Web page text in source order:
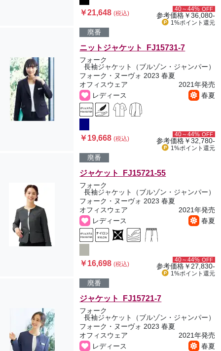
￥21,648(税込)
40～44% OFF
参考価格￥36,080-
1%ポイント 還元
廃番
ニットジャケット FJ15731-7
フォーク
長袖ジャケット（ブルゾン・ジャンパー）
フォーク・ヌーヴォ 2023 春夏
オフィスウェア
2021年発売
レディース
春夏
￥19,668(税込)
40～44% OFF
参考価格￥32,780-
1%ポイント 還元
廃番
ジャケット FJ15721-55
フォーク
長袖ジャケット（ブルゾン・ジャンパー）
フォーク・ヌーヴォ 2023 春夏
オフィスウェア
2021年発売
レディース
春夏
￥16,698(税込)
40～44% OFF
参考価格￥27,830-
1%ポイント 還元
廃番
ジャケット FJ15721-7
フォーク
長袖ジャケット（ブルゾン・ジャンパー）
フォーク・ヌーヴォ 2023 春夏
オフィスウェア
2021年発売
レディース
春夏